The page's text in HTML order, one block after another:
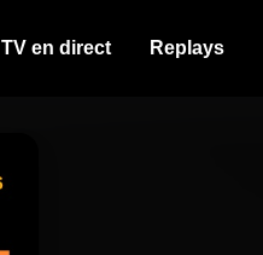
TV en direct Replays